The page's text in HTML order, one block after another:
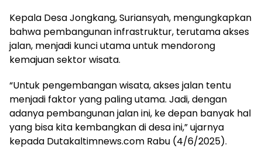
Kepala Desa Jongkang, Suriansyah, mengungkapkan
bahwa pembangunan infrastruktur, terutama akses
jalan, menjadi kunci utama untuk mendorong
kemajuan sektor wisata.
“Untuk pengembangan wisata, akses jalan tentu
menjadi faktor yang paling utama. Jadi, dengan
adanya pembangunan jalan ini, ke depan banyak hal
yang bisa kita kembangkan di desa ini,” ujarnya
kepada Dutakaltimnews.com Rabu (4/6/2025).